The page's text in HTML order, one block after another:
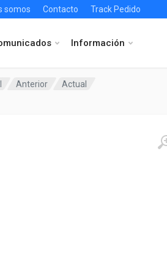
somos Contacto Track Pedido
Información
Anterior Actual